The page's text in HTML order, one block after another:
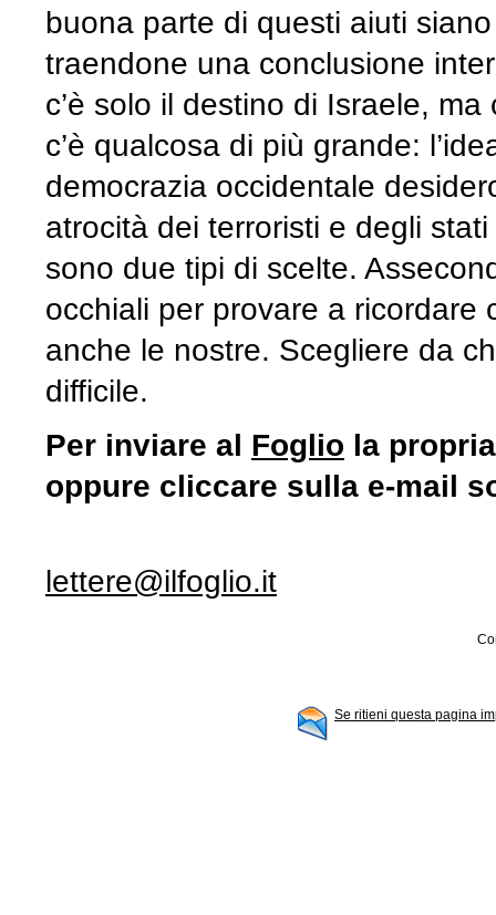
buona parte di questi aiuti
traendone una conclusione
c’è solo il destino di Israele,
c’è qualcosa di più grande:
democrazia occidentale
atrocità dei terroristi e degli
sono due tipi di scelte.
occhiali per provare a
anche le nostre. Scegliere da
difficile.
Per inviare al Foglio la
oppure cliccare sulla e-mail
lettere@ilfoglio.it
Se ritieni questa pagina